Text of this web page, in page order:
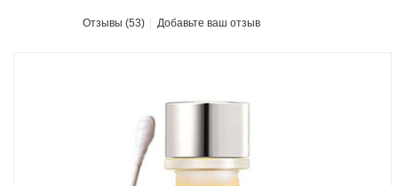
Отзывы (53) Добавьте ваш отзыв